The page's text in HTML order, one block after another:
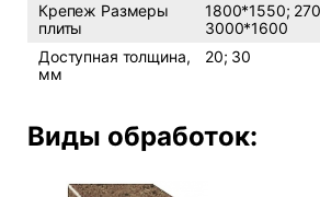
Крепеж Размеры
плиты
1800*1550;
3000*1600
Доступная толщина,
мм
20; 30
Виды обработок: